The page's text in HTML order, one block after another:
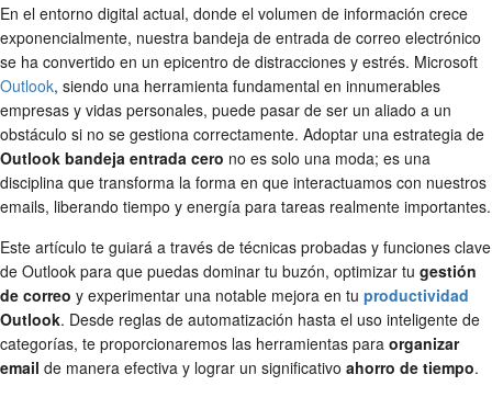
En el entorno digital actual, donde el volumen de información crece
exponencialmente, nuestra bandeja de entrada de correo electrónico
se ha convertido en un epicentro de distracciones y estrés. Microsoft
Outlook, siendo una herramienta fundamental en innumerables
empresas y vidas personales, puede pasar de ser un aliado a un
obstáculo si no se gestiona correctamente. Adoptar una estrategia de
Outlook bandeja entrada cero no es solo una moda; es una
disciplina que transforma la forma en que interactuamos con nuestros
emails, liberando tiempo y energía para tareas realmente importantes.
Este artículo te guiará a través de técnicas probadas y funciones clave
de Outlook para que puedas dominar tu buzón, optimizar tu gestión
de correo y experimentar una notable mejora en tu productividad
Outlook. Desde reglas de automatización hasta el uso inteligente de
categorías, te proporcionaremos las herramientas para organizar
email de manera efectiva y lograr un significativo ahorro de tiempo.